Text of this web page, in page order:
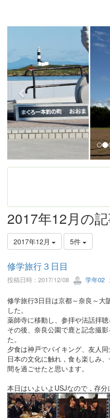
e
v
i
o
u
s
2017年12月の
2017年12月 5件
修学旅行３日目
投稿日時 : 2017/12/08 学年02
修学旅行3日目は京都～奈良～大
した。
薬師寺に移動し、参拝や法話拝聴
その後、奈良公園で鹿と記念撮
た。
夕食は神戸でバイキング、友人
日本の文化に触れ，食も楽しみ
間を過ごせたと思います。
本日はいよいよUSJなので，存分